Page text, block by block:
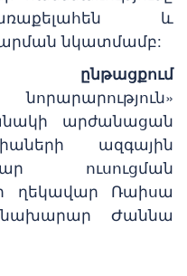
և
նկատմամբ:
ընթացքում
արժանացան
ազգային
ուսուցման
ղեկավար Ռաիսա
Ժաննա